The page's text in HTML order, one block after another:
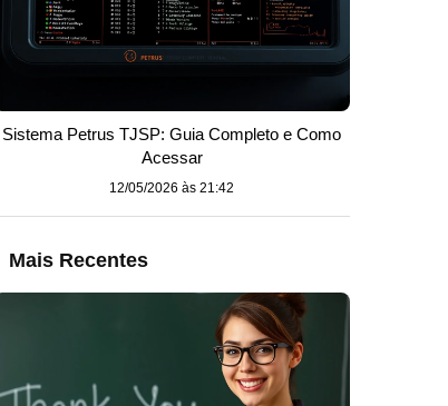
Sistema Petrus TJSP: Guia Completo e Como
Acessar
12/05/2026 às 21:42
Mais Recentes